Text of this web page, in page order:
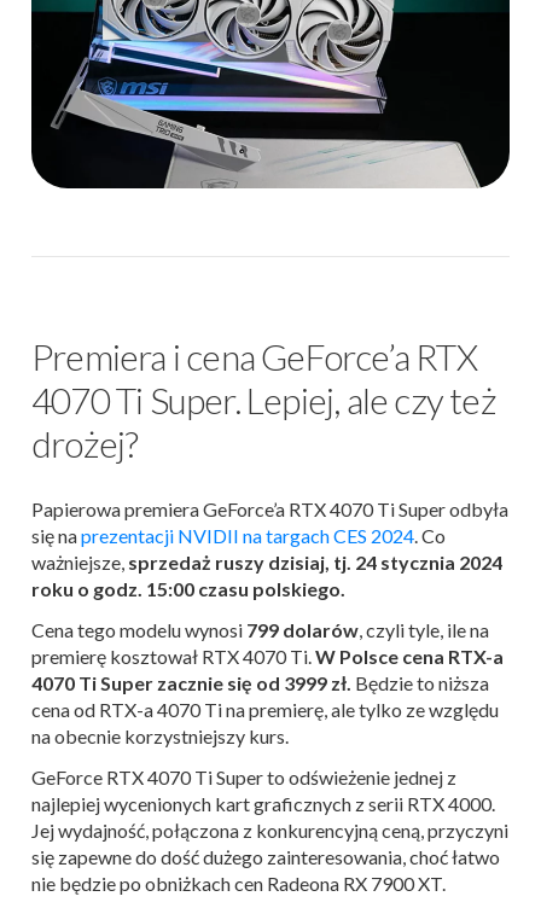
Premiera i cena GeForce’a RTX
4070 Ti Super. Lepiej, ale czy też
drożej?
Papierowa premiera GeForce’a RTX 4070 Ti Super odbyła
się naprezentacji NVIDII na targach CES 2024. Co
ważniejsze, sprzedaż ruszy dzisiaj, tj. 24 stycznia 2024
roku o godz. 15:00 czasu polskiego.
Cena tego modelu wynosi 799 dolarów, czyli tyle, ile na
premierę kosztował RTX 4070 Ti.W Polsce cena RTX-a
4070 Ti Super zacznie się od 3999 zł. Będzie to niższa
cena od RTX-a 4070 Ti na premierę, ale tylko ze względu
na obecnie korzystniejszy kurs.
GeForce RTX 4070 Ti Super to odświeżenie jednej z
najlepiej wycenionych kart graficznych z serii RTX 4000.
Jej wydajność, połączona z konkurencyjną ceną, przyczyni
się zapewne do dość dużego zainteresowania, choć łatwo
nie będzie po obniżkach cen Radeona RX 7900 XT.